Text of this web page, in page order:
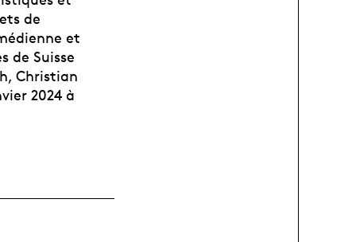
de
et
de Suisse
Christian
2024 à